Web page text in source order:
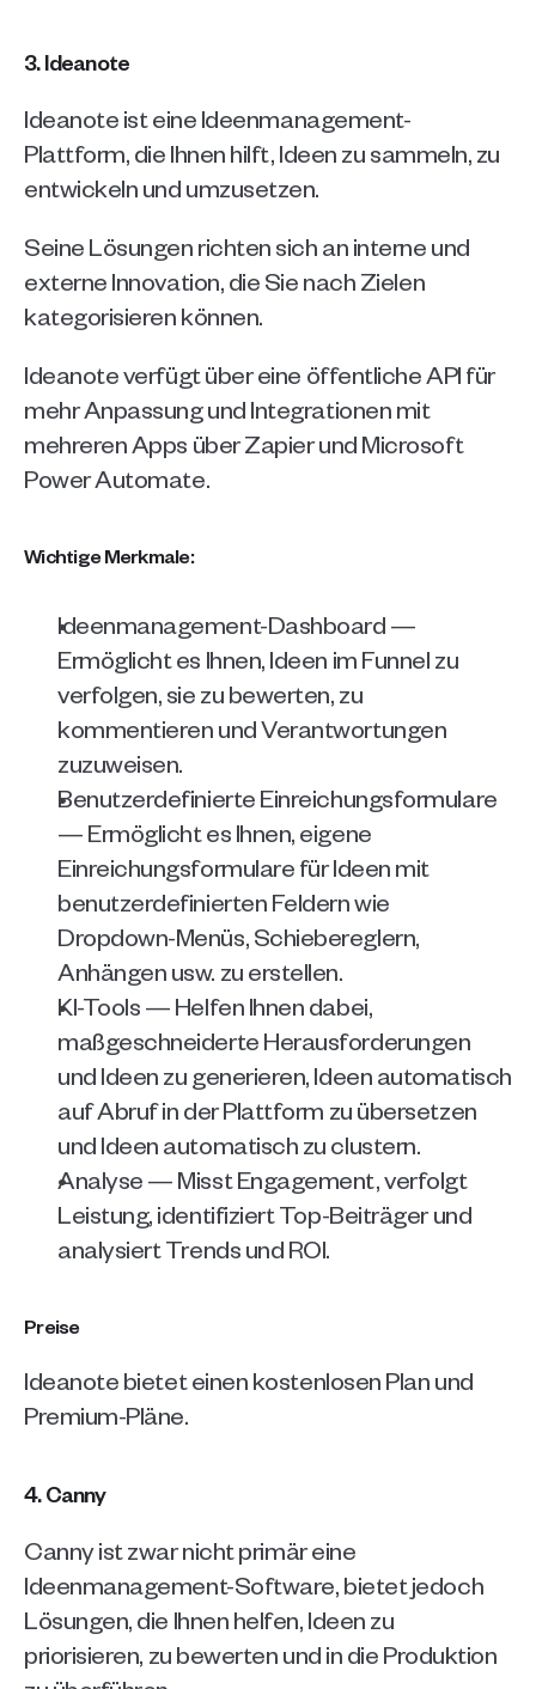
3. Ideanote
Ideanote isteine Ideenmanagement-
Plattform, die Ihnen hilft, Ideen zu sammeln, zu
entwickeln und umzusetzen.
Seine Lösungen richten sich an interne und
externe Innovation, die Sie nach Zielen
kategorisieren können.
Ideanote verfügt über eine öffentliche API für
mehr Anpassung und Integrationen mit
mehreren Apps über Zapier und Microsoft
Power Automate.
Wichtige Merkmale:
Ideenmanagement-Dashboard —
Ermöglicht es Ihnen, Ideen im Funnel zu
verfolgen, sie zu bewerten, zu
kommentieren und Verantwortungen
zuzuweisen.
Benutzerdefinierte Einreichungsformulare
— Ermöglicht es Ihnen, eigene
Einreichungsformulare für Ideen mit
benutzerdefinierten Feldern wie
Dropdown-Menüs, Schiebereglern,
Anhängen usw. zu erstellen.
KI-Tools — Helfen Ihnen dabei,
maßgeschneiderte Herausforderungen
und Ideen zu generieren, Ideen automatisch
auf Abruf in der Plattform zu übersetzen
und Ideen automatisch zu clustern.
Analyse — Misst Engagement, verfolgt
Leistung, identifiziert Top-Beiträger und
analysiert Trends und ROI.
Preise
Ideanote bietet einen kostenlosen Plan und
Premium-Pläne.
4. Canny
Cannyist zwar nicht primär eine
Ideenmanagement-Software, bietet jedoch
Lösungen, die Ihnen helfen, Ideen zu
priorisieren, zu bewerten und in die Produktion